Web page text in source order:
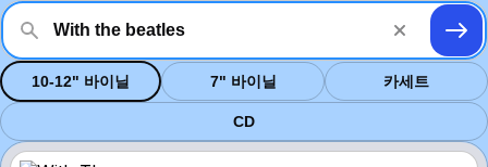
10-12" 바이닐 7" 바이닐 카세트
CD